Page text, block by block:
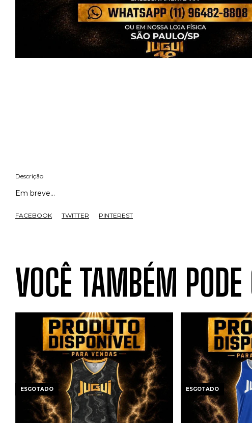
Descrição
Em breve...
FACEBOOK TWITTER PINTEREST
VOCÊ TAMBÉM PODE
ESGOTADO ESGOTADO